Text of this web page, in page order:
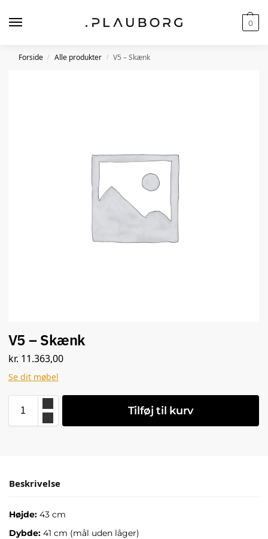
0
Forside / Alle produkter / V5 – Skænk
V5 – Skænk
kr. 11.363,00
Se dit møbel
Tilføj til kurv
Beskrivelse
Højde: 43 cm
Dybde: 41 cm (mål uden låger)